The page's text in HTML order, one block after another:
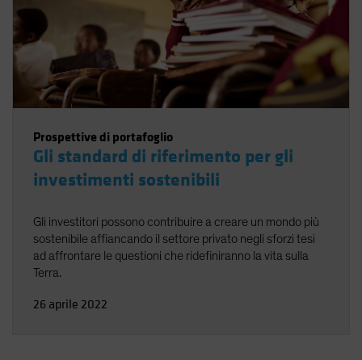
Prospettive di portafoglio
Gli standard di riferimento per gli
investimenti sostenibili
Gli investitori possono contribuire a creare un mondo più
sostenibile affiancando il settore privato negli sforzi tesi
ad affrontare le questioni che ridefiniranno la vita sulla
Terra.
26 aprile 2022